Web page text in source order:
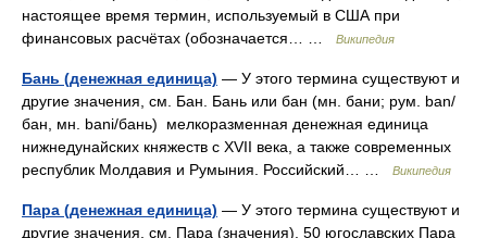
настоящее время термин, используемый в США при
финансовых расчётах (обозначается… …
Википедия
Бань (денежная единица) — У этого термина существуют и
другие значения, см. Бан. Бань или бан (мн. бани; рум. ban/
бан, мн. bani/бань) мелкоразменная денежная единица
нижнедунайских княжеств с XVII века, а также современных
республик Молдавия и Румыния. Российский… …
Википедия
Пара (денежная единица) — У этого термина существуют и
другие значения, см. Пара (значения). 50 югославских Пара